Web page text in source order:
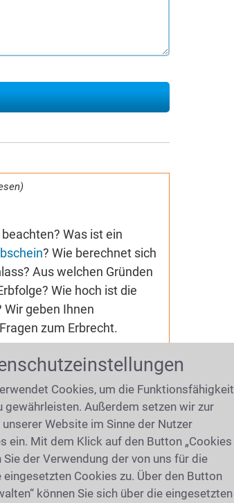
Was ist ein
? Wie berechnet sich
Aus welchen Gründen
Wie hoch ist die
Wir geben Ihnen
zum Erbrecht.
Südost
Cookies, um die Funktionsfähigkeit
gewährleisten. Außerdem setzen wir zur
Website im Sinne der Nutzer
ein. Mit dem Klick auf den Button „Cookies
Sie der Verwendung der von uns für die
eingesetzten Cookies zu. Über den Button
können Sie sich über die eingesetzten